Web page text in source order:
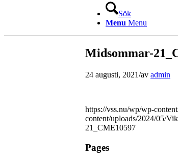
Sök
Menu Menu
Midsommar-
24 augusti, 2021/av admin
https://vss.nu/wp/wp-
content/uploads/2024/05/
21_CME10597
Pages